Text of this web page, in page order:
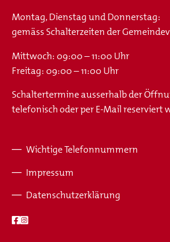
Montag, Dienstag und Donnerstag:
gemäss Schalterzeiten der
Mittwoch: 09:00 – 11:00 Uhr
Freitag: 09:00 – 11:00 Uhr
Schaltertermine ausserhalb der
telefonisch oder per E-Mail reserviert
Wichtige Telefonnummern
Impressum
Datenschutzerklärung